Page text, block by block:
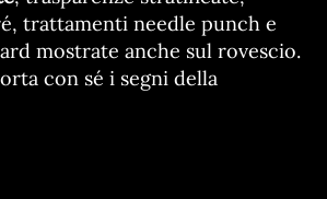
trattamenti needle punch e
mostrate anche sul rovescio.
con sé i segni della